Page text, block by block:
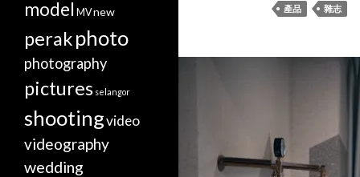
產品 雜志
model MVnew
perakphoto
photography
pictures selangor
shootingvideo
videography
wedding